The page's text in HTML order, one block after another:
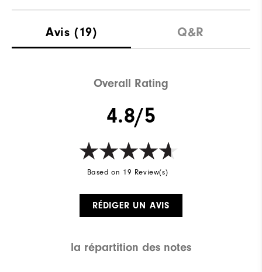
Avis (19) Q&R
Overall Rating
4.8/5
Based on 19 Review(s)
RÉDIGER UN AVIS
la répartition des notes